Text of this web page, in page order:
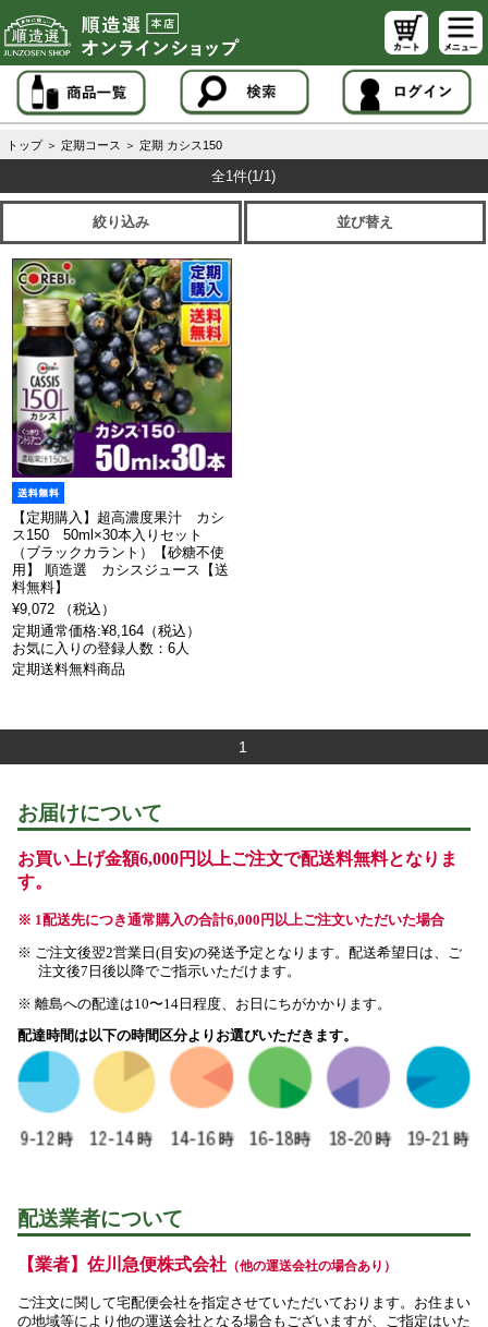
トップ ＞ 定期コース ＞ 定期 カシス150
全1件(1/1)
絞り込み 並び替え
【定期購入】超高濃度果汁 カシ
ス150 50ml×30本入りセット
（ブラックカラント）【砂糖不使
用】 順造選 カシスジュース【送
料無料】
¥9,072 （税込）
定期通常価格:¥8,164（税込）
お気に入りの登録人数：6人
定期送料無料商品
1